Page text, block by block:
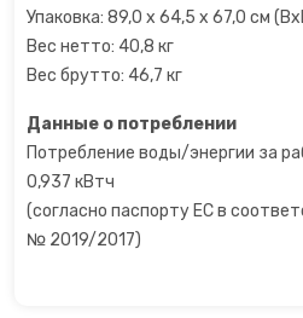
Упаковка: 89,0 x 64,5 x 67,0 см
Вес нетто: 40,8 кг
Вес брутто: 46,7 кг
Данные о потреблении
Потребление воды/энергии за
0,937 кВтч
(согласно паспорту ЕС в
№ 2019/2017)
Чайный автомат
Шоколадные фонтаны
Электрогриль
Электрочайники